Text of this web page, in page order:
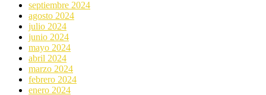
septiembre 2024
agosto 2024
julio 2024
junio 2024
mayo 2024
abril 2024
marzo 2024
febrero 2024
enero 2024